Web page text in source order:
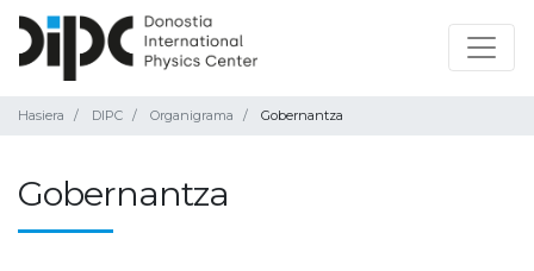
Hasiera DIPC Organigrama Gobernantza
Gobernantza